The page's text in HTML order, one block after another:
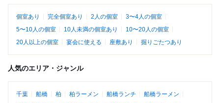
個室あり 完全個室あり 2人の個室
3〜4人の個室
5〜10人の個室
10人未満の個室あり
10〜20人の個室
20人以上の個室
宴会に使える 座敷あり 掘りごたつあり
人気のエリア・ジャンル
千葉 船橋 柏 柏ラーメン 船橋ランチ
船橋ラーメン